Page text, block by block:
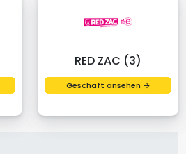
RED ZAC (3)
Geschäft ansehen →